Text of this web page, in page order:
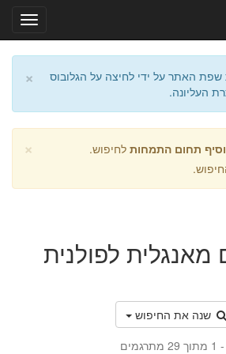
×
האתר על ידי לחיצה על הגלובוס
העליונה.
× תחום התמחות לחיפוש.
לפולנית
שנה את החיפוש
1 מתוך 29 מתרגמים